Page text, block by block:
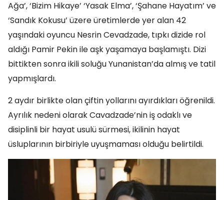
Ağa’, ‘Bizim Hikaye’ ‘Yasak Elma’, ‘Şahane Hayatım’ ve
‘Sandık Kokusu’ üzere üretimlerde yer alan 42
yaşındaki oyuncu Nesrin Cevadzade, tıpkı dizide rol
aldığı Pamir Pekin ile aşk yaşamaya başlamıştı. Dizi
bittikten sonra ikili soluğu Yunanistan’da almış ve tatil
yapmışlardı.
2 aydır birlikte olan çiftin yollarını ayırdıkları öğrenildi.
Ayrılık nedeni olarak Cavadzade’nin iş odaklı ve
disiplinli bir hayat usulü sürmesi, ikilinin hayat
üsluplarının birbiriyle uyuşmaması olduğu belirtildi.